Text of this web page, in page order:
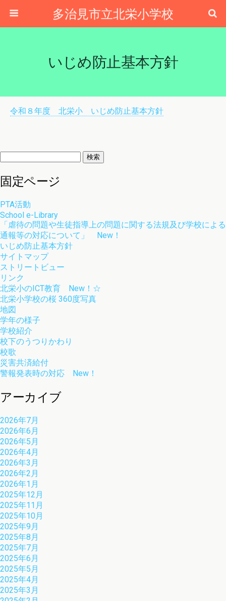
多治見市立北栄小学校
いじめ防止基本方針
令和８年度 北栄小 いじめ防止基本方針
検
固定ページ
PTA活動
School e-Library
「虐待の問題や生徒指導上の問題に関する法規及び学校による
通報等の対応について」 New！
いじめ防止基本方針
サイトマップ
ストリートビュー
リンク
北栄小のICT教育 New！☆
北栄小学校の桜 360度写真
地図
学年の様子
学校紹介
校下のうつりかわり
校歌
災害共済給付
警報発表時の対応 New！
アーカイブ
2026年7月
2026年6月
2026年5月
2026年4月
2026年3月
2026年2月
2026年1月
2025年12月
2025年11月
2025年10月
2025年9月
2025年8月
2025年7月
2025年6月
2025年5月
2025年4月
2025年3月